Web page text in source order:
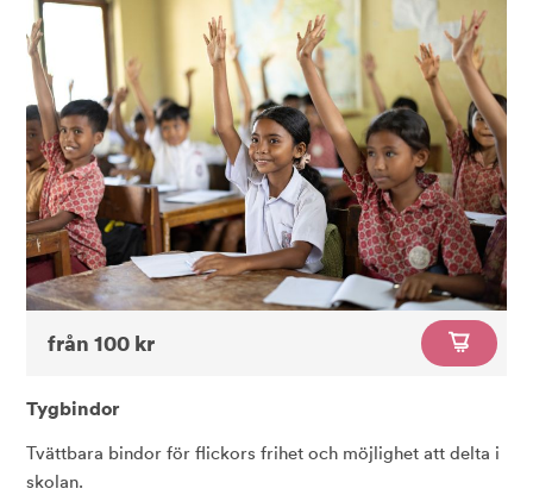
från 100 kr
Tygbindor
Tvättbara bindor för flickors frihet och möjlighet att delta i
skolan.